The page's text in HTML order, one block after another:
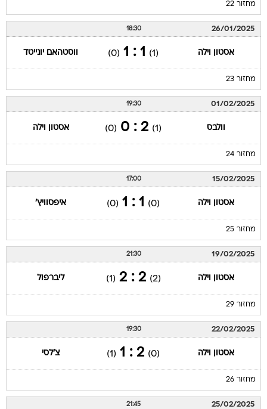
מחזור 22
26/01/2025
18:30
אסטון וילה (1)
1 : 1
(0) ווסטהאם יונייטד
מחזור 23
01/02/2025
19:30
וולבס (1)
2 : 0
(0) אסטון וילה
מחזור 24
15/02/2025
17:00
אסטון וילה (0)
1 : 1
(0) איפסוויץ'
מחזור 25
19/02/2025
21:30
אסטון וילה (2)
2 : 2
(1) ליברפול
מחזור 29
22/02/2025
19:30
אסטון וילה (0)
2 : 1
(1) צ'לסי
מחזור 26
25/02/2025
21:45